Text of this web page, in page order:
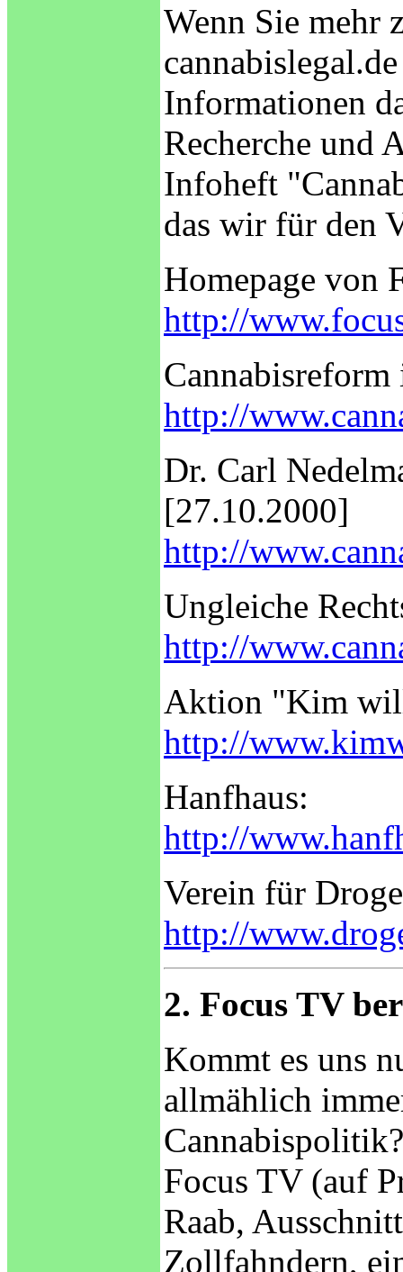
Wenn Sie mehr
Informationen
Recherche und
Infoheft
das wir für den
Homepage von
http://
http://
Dr. Carl
[27.10.2000]
http://
Ungleiche
http://
Aktion "Kim
http://
Hanfhaus:
http://
Verein für
http://
2. Focus TV
Kommt es uns
allmählich
Focus TV (auf
Raab,
Zollfahndern,